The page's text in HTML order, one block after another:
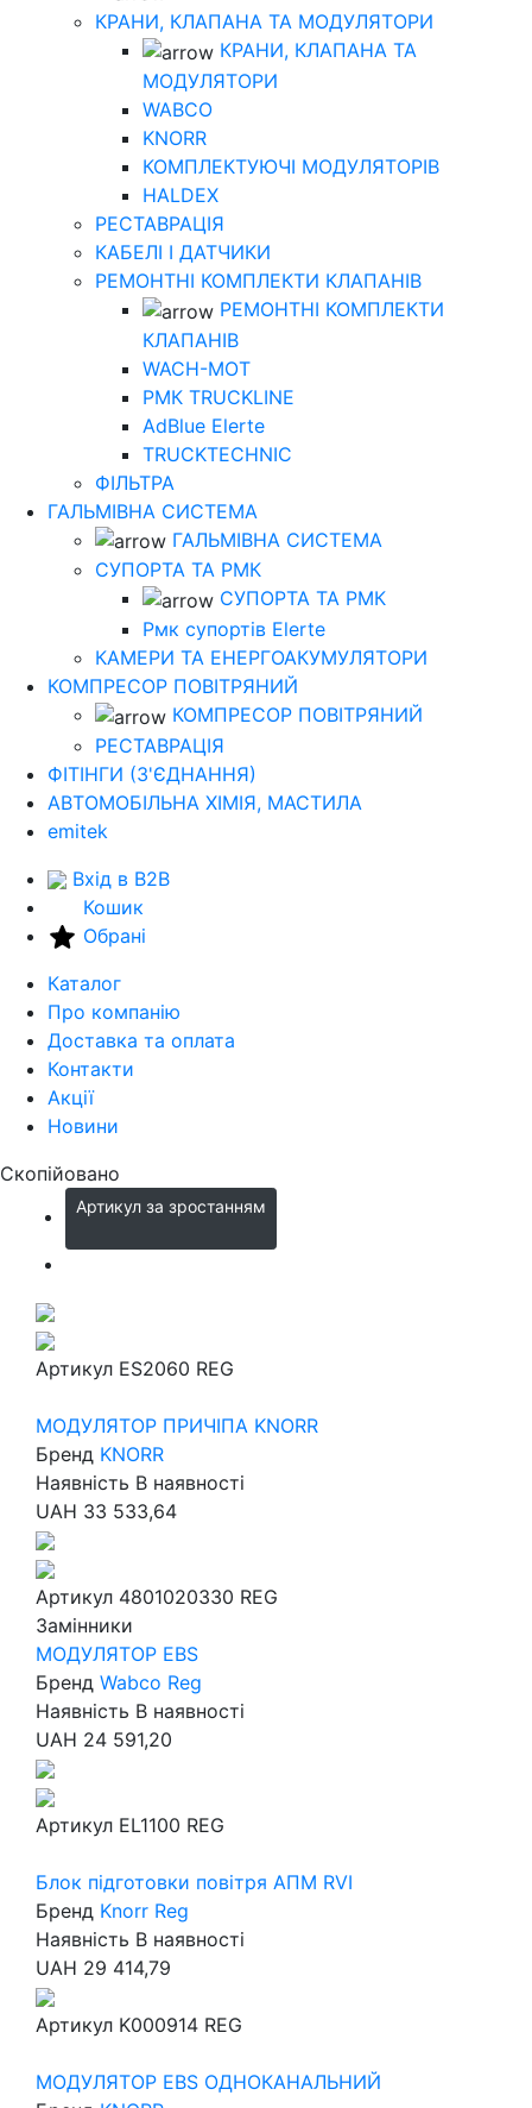
КРАНИ, КЛАПАНА ТА МОДУЛЯТОРИ
КРАНИ, КЛАПАНА ТА
МОДУЛЯТОРИ
WABCO
KNORR
КОМПЛЕКТУЮЧІ МОДУЛЯТОРІВ
HALDEX
РЕСТАВРАЦІЯ
КАБЕЛІ І ДАТЧИКИ
РЕМОНТНІ КОМПЛЕКТИ КЛАПАНІВ
РЕМОНТНІ КОМПЛЕКТИ
КЛАПАНІВ
WACH-MOT
РМК TRUCKLINE
AdBlue Elerte
TRUCKTECHNIC
ФІЛЬТРА
ГАЛЬМІВНА СИСТЕМА
ГАЛЬМІВНА СИСТЕМА
СУПОРТА ТА РМК
СУПОРТА ТА РМК
Рмк cупортів Elerte
КАМЕРИ ТА ЕНЕРГОАКУМУЛЯТОРИ
КОМПРЕСОР ПОВІТРЯНИЙ
КОМПРЕСОР ПОВІТРЯНИЙ
РЕСТАВРАЦІЯ
ФІТІНГИ (З'ЄДНАННЯ)
АВТОМОБІЛЬНА ХІМІЯ, МАСТИЛА
emitek
Вхід в B2B
Кошик
Обрані
Каталог
Про компанію
Доставка та оплата
Контакти
Акції
Новини
Скопійовано
Артикул за зростанням
Артикул ES2060 REG
МОДУЛЯТОР ПРИЧІПА KNORR
Бренд KNORR
Наявність В наявності
UAH 33 533,64
Артикул 4801020330 REG
Замінники
МОДУЛЯТОР EBS
Бренд Wabco Reg
Наявність В наявності
UAH 24 591,20
Артикул EL1100 REG
Блок підготовки повітря АПМ RVI
Бренд Knorr Reg
Наявність В наявності
UAH 29 414,79
Артикул K000914 REG
МОДУЛЯТОР EBS ОДНОКАНАЛЬНИЙ